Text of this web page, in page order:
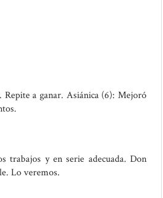
a ganar. Asiánica (6): Mejoró
trabajos y en serie adecuada. Don
Lo veremos.